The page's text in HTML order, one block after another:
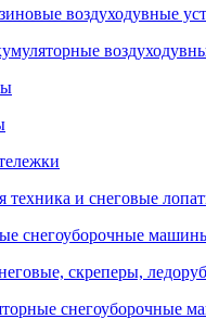
воздуходувные
техника и снеговые
снегоуборочные
скреперы,
снегоуборочные